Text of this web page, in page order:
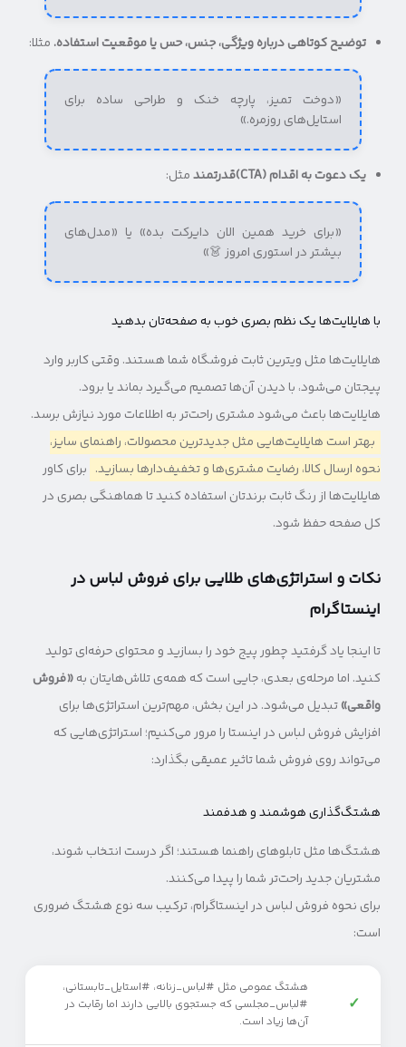
توضیح کوتاهی درباره ویژگی، جنس، حس یا موقعیت استفاده.مثلا:
«دوخت تمیز، پارچه خنک و طراحی ساده برای
استایل‌های روزمره.»
یک دعوت به اقدام (CTA)قدرتمند مثل:
«برای خرید همین الان دایرکت بده» یا «مدل‌های
بیشتر در استوری امروز 👗»
با هایلایت‌ها یک نظم بصری خوب به صفحه‌تان بدهید
هایلایت‌ها مثل ویترین ثابت فروشگاه شما هستند. وقتی کاربر وارد
پیجتان می‌شود، با دیدن آن‌ها تصمیم می‌گیرد بماند یا برود.
هایلایت‌ها باعث می‌شود مشتری راحت‌تر به اطلاعات مورد نیازش برسد.
بهتر است هایلایت‌هایی مثل جدیدترین محصولات، راهنمای سایز،
نحوه ارسال کالا، رضایت مشتری‌ها و تخفیف‌دارها بسازید. برای کاور
هایلایت‌ها از رنگ ثابت برندتان استفاده کنید تا هماهنگی بصری در
کل صفحه حفظ شود.
نکات و استراتژی‌های طلایی برای فروش لباس در
اینستاگرام
تا اینجا یاد گرفتید چطور پیج خود را بسازید و محتوای حرفه‌ای تولید
کنید. اما مرحله‌ی بعدی، جایی است که همه‌ی تلاش‌هایتان به«فروش
واقعی»تبدیل می‌شود. در این بخش، مهم‌ترین استراتژی‌ها برای
افزایش فروش لباس در اینستا را مرور می‌کنیم؛ استراتژی‌هایی که
می‌تواند روی فروش شما تاثیر عمیقی بگذارد:
هشتگ‌گذاری‌ هوشمند و هدفمند
هشتگ‌ها مثل تابلوهای راهنما هستند؛ اگر درست انتخاب شوند،
مشتریان جدید راحت‌تر شما را پیدا می‌کنند.
برای نحوه فروش لباس در اینستاگرام، ترکیب سه نوع هشتگ ضروری
است:
✓
هشتگ عمومی مثل #لباس_زنانه، #استایل_تابستانی،
#لباس_مجلسی که جستجوی بالایی دارند اما رقابت در
آن‌ها زیاد است.